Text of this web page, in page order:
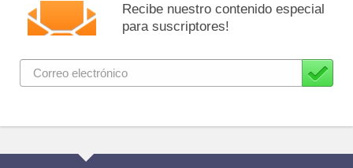
Recibe nuestro contenido especial
para suscriptores!